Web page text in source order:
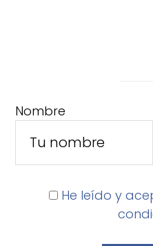
Nombre
He leído y